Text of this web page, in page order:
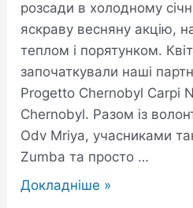
розсади в холодному
яскраву весняну акцію,
теплом і порятунком.
започаткували наші
Progetto Chernobyl Carpi
Chernobyl. Разом із
Odv Mriya, учасниками
Zumba та просто …
Докладніше »